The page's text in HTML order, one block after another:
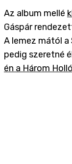
Az album mellé
Gáspár
A lemez mától
pedig szeretné
én a Három